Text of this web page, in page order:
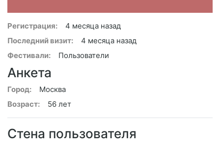
Регистрация:
4 месяца назад
Последний визит:
4 месяца назад
Фестивали:
Пользователи
Анкета
Город:
Москва
Возраст:
56 лет
Стена пользователя